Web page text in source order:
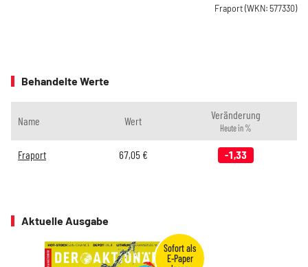
Fraport (WKN: 577330)
Behandelte Werte
Name Wert Veränderung
Heute in %
Fraport 67,05€ -1,33
Aktuelle Ausgabe